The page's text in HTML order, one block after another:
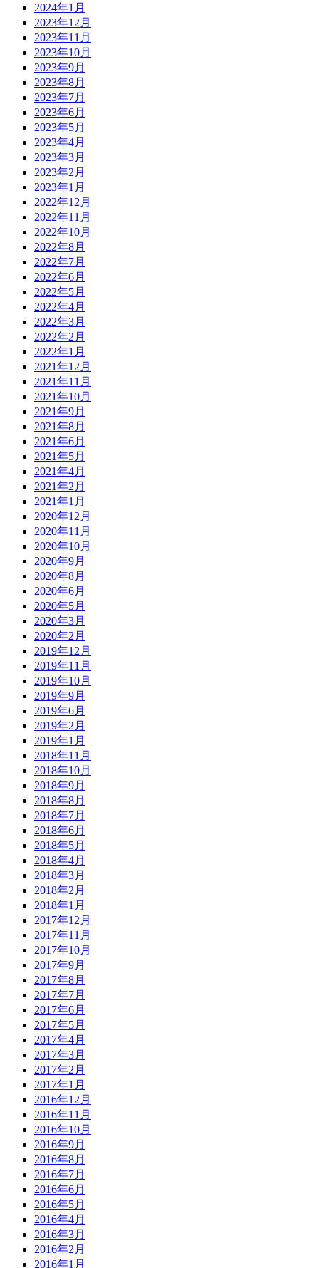
2024年1月
2023年12月
2023年11月
2023年10月
2023年9月
2023年8月
2023年7月
2023年6月
2023年5月
2023年4月
2023年3月
2023年2月
2023年1月
2022年12月
2022年11月
2022年10月
2022年8月
2022年7月
2022年6月
2022年5月
2022年4月
2022年3月
2022年2月
2022年1月
2021年12月
2021年11月
2021年10月
2021年9月
2021年8月
2021年6月
2021年5月
2021年4月
2021年2月
2021年1月
2020年12月
2020年11月
2020年10月
2020年9月
2020年8月
2020年6月
2020年5月
2020年3月
2020年2月
2019年12月
2019年11月
2019年10月
2019年9月
2019年6月
2019年2月
2019年1月
2018年11月
2018年10月
2018年9月
2018年8月
2018年7月
2018年6月
2018年5月
2018年4月
2018年3月
2018年2月
2018年1月
2017年12月
2017年11月
2017年10月
2017年9月
2017年8月
2017年7月
2017年6月
2017年5月
2017年4月
2017年3月
2017年2月
2017年1月
2016年12月
2016年11月
2016年10月
2016年9月
2016年8月
2016年7月
2016年6月
2016年5月
2016年4月
2016年3月
2016年2月
2016年1月